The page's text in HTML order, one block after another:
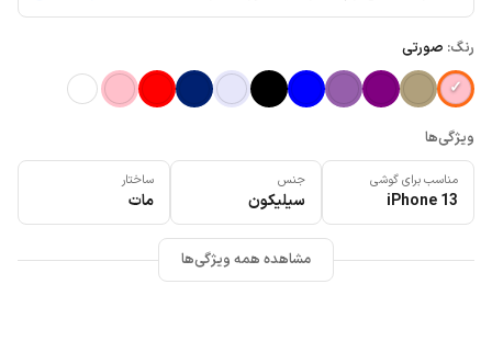
رنگ: صورتی
ویژگی‌ها
مناسب برای گوشی
iPhone 13
جنس
سیلیکون
ساختار
مات
مشاهده همه ویژگی‌ها